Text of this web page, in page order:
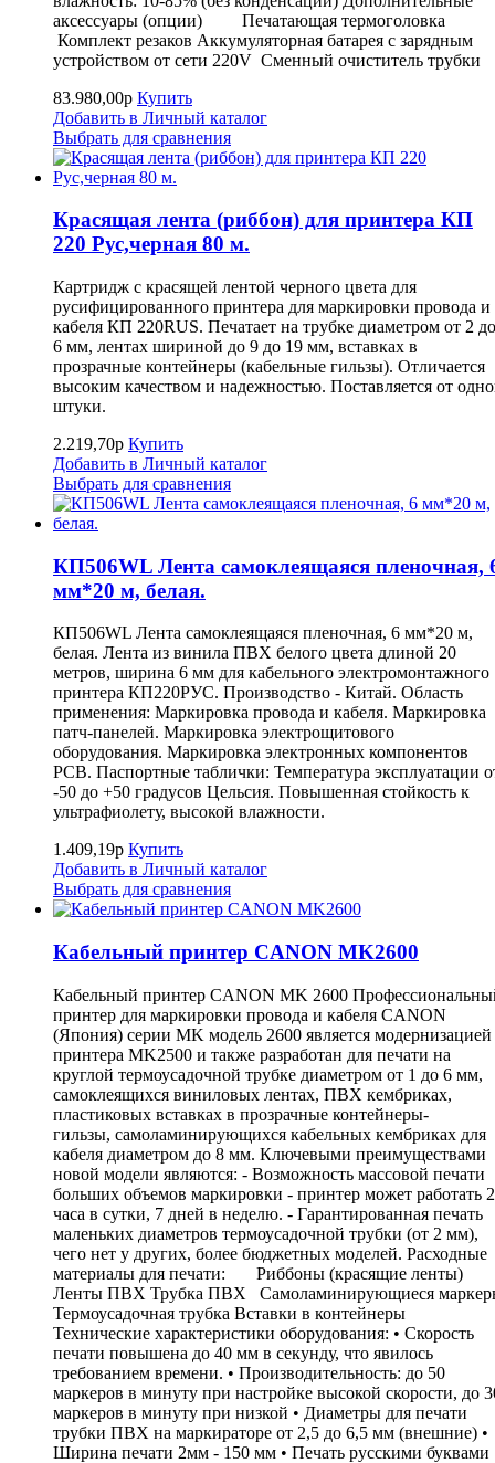
аксессуары (опции) Печатающая термоголовка
Комплект резаков Аккумуляторная батарея с зарядным
устройством от сети 220V Сменный очиститель
83.980,00р Купить
Добавить в Личный каталог
Выбрать для сравнения
Красящая лента (риббон) для принтера КП
220 Рус,черная 80 м.
Картридж с красящей лентой черного цвета для
русифицированного принтера для маркировки провода и
кабеля КП 220RUS. Печатает на трубке диаметром от 2 до
6 мм, лентах шириной до 9 до 19 мм, вставках в
прозрачные контейнеры (кабельные гильзы). Отличается
высоким качеством и надежностью. Поставляется от
штуки.
2.219,70р Купить
Добавить в Личный каталог
Выбрать для сравнения
КП506WL Лента самоклеящаяся пленочная,
мм*20 м, белая.
КП506WL Лента самоклеящаяся пленочная, 6 мм*20 м,
белая. Лента из винила ПВХ белого цвета длиной 20
метров, ширина 6 мм для кабельного электромонтажного
принтера КП220РУС. Производство - Китай. Область
применения: Маркировка провода и кабеля. Маркировка
патч-панелей. Маркировка электрощитового
оборудования. Маркировка электронных компонентов
РСВ. Паспортные таблички: Температура эксплуатации
-50 до +50 градусов Цельсия. Повышенная стойкость к
ультрафиолету, высокой влажности.
1.409,19р Купить
Добавить в Личный каталог
Выбрать для сравнения
Кабельный принтер CANON MK2600
Кабельный принтер CANON MK 2600
принтер для маркировки провода и кабеля CANON
(Япония) серии MK модель 2600 является модернизацией
принтера MK2500 и также разработан для печати на
круглой термоусадочной трубке диаметром от 1 до 6 мм,
самоклеящихся виниловых лентах, ПВХ кембриках,
пластиковых вставках в прозрачные контейнеры-
гильзы, cамоламинирующихся кабельных кембриках для
кабеля диаметром до 8 мм. Ключевыми преимуществами
новой модели являются: - Возможность массовой печати
больших объемов маркировки - принтер может работать
часа в сутки, 7 дней в неделю. - Гарантированная печать
маленьких диаметров термоусадочной трубки (от 2 мм),
чего нет у других, более бюджетных моделей. Расходные
материалы для печати: Риббоны (красящие ленты)
Ленты ПВХ Трубка ПВХ Самоламинирующиеся
Термоусадочная трубка Вставки в контейнеры
Технические характеристики оборудования: • Скорость
печати повышена до 40 мм в секунду, что явилось
требованием времени. • Производительность: до 50
маркеров в минуту при настройке высокой скорости, до
маркеров в минуту при низкой • Диаметры для печати
трубки ПВХ на маркираторе от 2,5 до 6,5 мм (внешние) •
Ширина печати 2мм - 150 мм • Печать русскими буквами